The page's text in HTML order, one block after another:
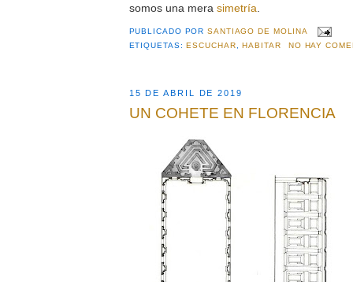
somos una mera simetría
PUBLICADO PORSANTIAGO DE MOLINA
ETIQUETAS:ESCUCHAR ,HABITAR NO HAY
15 DE ABRIL DE 2019
UN COHETE EN FLORENCIA